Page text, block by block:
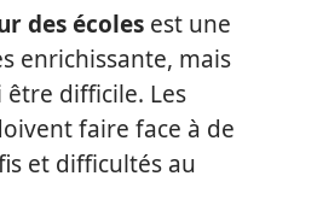
des écoles est une
enrichissante, mais
difficile. Les
faire face à de
et difficultés au